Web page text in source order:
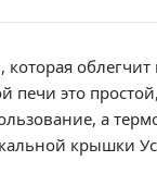
облегчит
печи это
а
крышки